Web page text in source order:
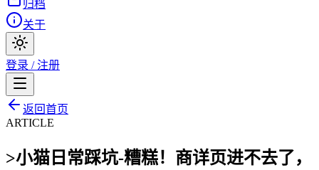
归档
关于
登录 / 注册
返回首页
ARTICLE
>小猫日常踩坑-糟糕！商详页进不去了，